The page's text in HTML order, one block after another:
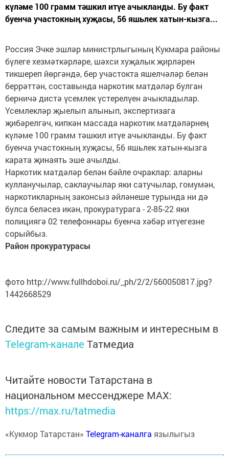
күләме 100 грамм тәшкил итүе ачыкланды. Бу факт
буенча участокның хуҗасы, 56 яшьлек хатын-кызга...
Россия Эчке эшләр министрлыгының Кукмара районы
бүлеге хезмәткәрләре, шәхси хуҗалык җирләрен
тикшереп йөргәндә, бер участокта яшелчәләр белән
беррәттән, составында наркотик матдәләр булган
берничә дистә үсемлек үстерелүен ачыкладылар.
Үсемлекләр җыелып алынып, экспертизага
җибәрелгәч, кипкән массада наркотик матдәләрнең
күләме 100 грамм тәшкил итүе ачыкланды. Бу факт
буенча участокның хуҗасы, 56 яшьлек хатын-кызга
карата җинаять эше ачылды.
Наркотик матдәләр белән бәйле очраклар: аларны
кулланучылар, саклаучылар яки сатучылар, гомумән,
наркотикларның законсыз әйләнеше турында ни дә
булса беләсез икән, прокуратурага - 2-85-22 яки
полициягә 02 телефоннары буенча хәбәр итүегезне
сорыйбыз.
Район прокуратурасы
фото http://www.fullhdoboi.ru/_ph/2/2/560050817.jpg?
1442668529
Следите за самым важным и интересным в
Telegram-канале Татмедиа
Читайте новости Татарстана в
национальном мессенджере MАХ:
https://max.ru/tatmedia
«Кукмор Татарстан» Telegram-каналга язылыгыз